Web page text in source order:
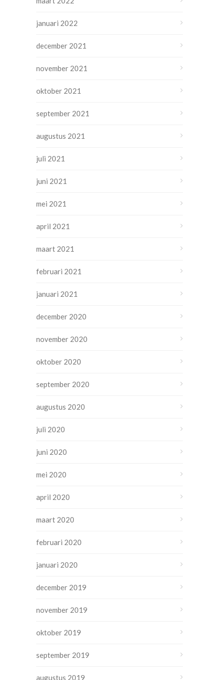
januari 2022
december 2021
november 2021
oktober 2021
september 2021
augustus 2021
juli 2021
juni 2021
mei 2021
april 2021
maart 2021
februari 2021
januari 2021
december 2020
november 2020
oktober 2020
september 2020
augustus 2020
juli 2020
juni 2020
mei 2020
april 2020
maart 2020
februari 2020
januari 2020
december 2019
november 2019
oktober 2019
september 2019
augustus 2019